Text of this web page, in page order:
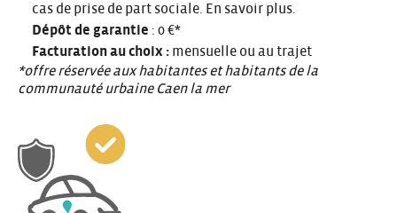
cas de prise de part sociale.
En savoir plus
Dépôt de garantie : 0 €*
Facturation au choix : mensuelle ou au trajet
*offre réservée aux habitantes et habitants de la
communauté urbaine Caen la mer